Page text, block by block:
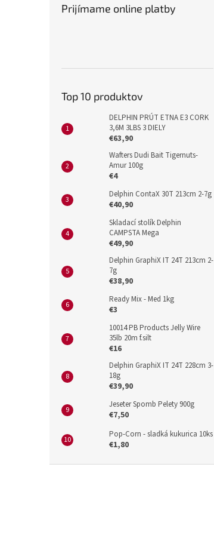
Prijímame online platby
Top 10 produktov
DELPHIN PRÚT ETNA E3 CORK
3,6M 3LBS 3 DIELY
€63,90
Wafters Dudi Bait Tigernuts-
Amur 100g
€4
Delphin ContaX 30T 213cm 2-7g
€40,90
Skladací stolík Delphin
CAMPSTA Mega
€49,90
Delphin GraphiX IT 24T 213cm 2-
7g
€38,90
Ready Mix - Med 1kg
€3
10014 PB Products Jelly Wire
35lb 20m f.silt
€16
Delphin GraphiX IT 24T 228cm 3-
18g
€39,90
Jeseter Spomb Pelety 900g
€7,50
Pop-Corn - sladká kukurica 10ks
€1,80